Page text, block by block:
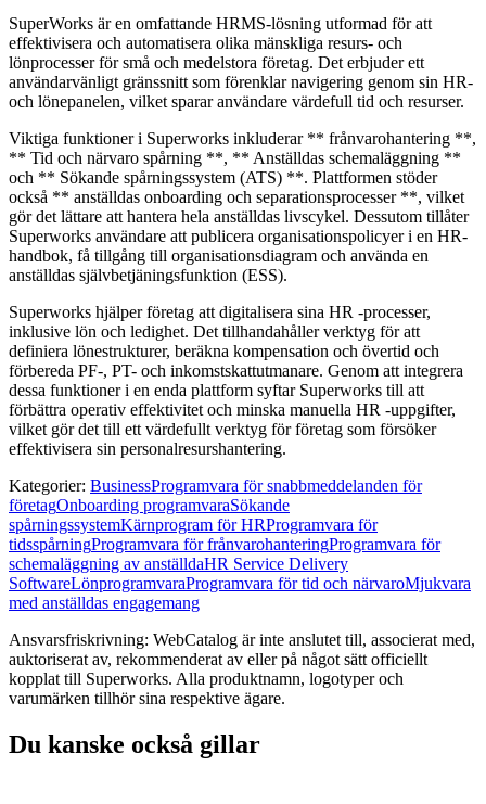
SuperWorks är en omfattande HRMS-lösning utformad för att
effektivisera och automatisera olika mänskliga resurs- och
lönprocesser för små och medelstora företag. Det erbjuder ett
användarvänligt gränssnitt som förenklar navigering genom sin HR-
och lönepanelen, vilket sparar användare värdefull tid och resurser.
Viktiga funktioner i Superworks inkluderar ** frånvarohantering **,
** Tid och närvaro spårning **, ** Anställdas schemaläggning **
och ** Sökande spårningssystem (ATS) **. Plattformen stöder
också ** anställdas onboarding och separationsprocesser **, vilket
gör det lättare att hantera hela anställdas livscykel. Dessutom tillåter
Superworks användare att publicera organisationspolicyer i en HR-
handbok, få tillgång till organisationsdiagram och använda en
anställdas självbetjäningsfunktion (ESS).
Superworks hjälper företag att digitalisera sina HR -processer,
inklusive lön och ledighet. Det tillhandahåller verktyg för att
definiera lönestrukturer, beräkna kompensation och övertid och
förbereda PF-, PT- och inkomstskattutmanare. Genom att integrera
dessa funktioner i en enda plattform syftar Superworks till att
förbättra operativ effektivitet och minska manuella HR -uppgifter,
vilket gör det till ett värdefullt verktyg för företag som försöker
effektivisera sin personalresurshantering.
Kategorier: BusinessProgramvara för snabbmeddelanden för
företagOnboarding programvaraSökande
spårningssystemKärnprogram för HRProgramvara för
tidsspårningProgramvara för frånvarohanteringProgramvara för
schemaläggning av anställdaHR Service Delivery
SoftwareLönprogramvaraProgramvara för tid och närvaroMjukvara
med anställdas engagemang
Ansvarsfriskrivning: WebCatalog är inte anslutet till, associerat med,
auktoriserat av, rekommenderat av eller på något sätt officiellt
kopplat till Superworks. Alla produktnamn, logotyper och
varumärken tillhör sina respektive ägare.
Du kanske också gillar